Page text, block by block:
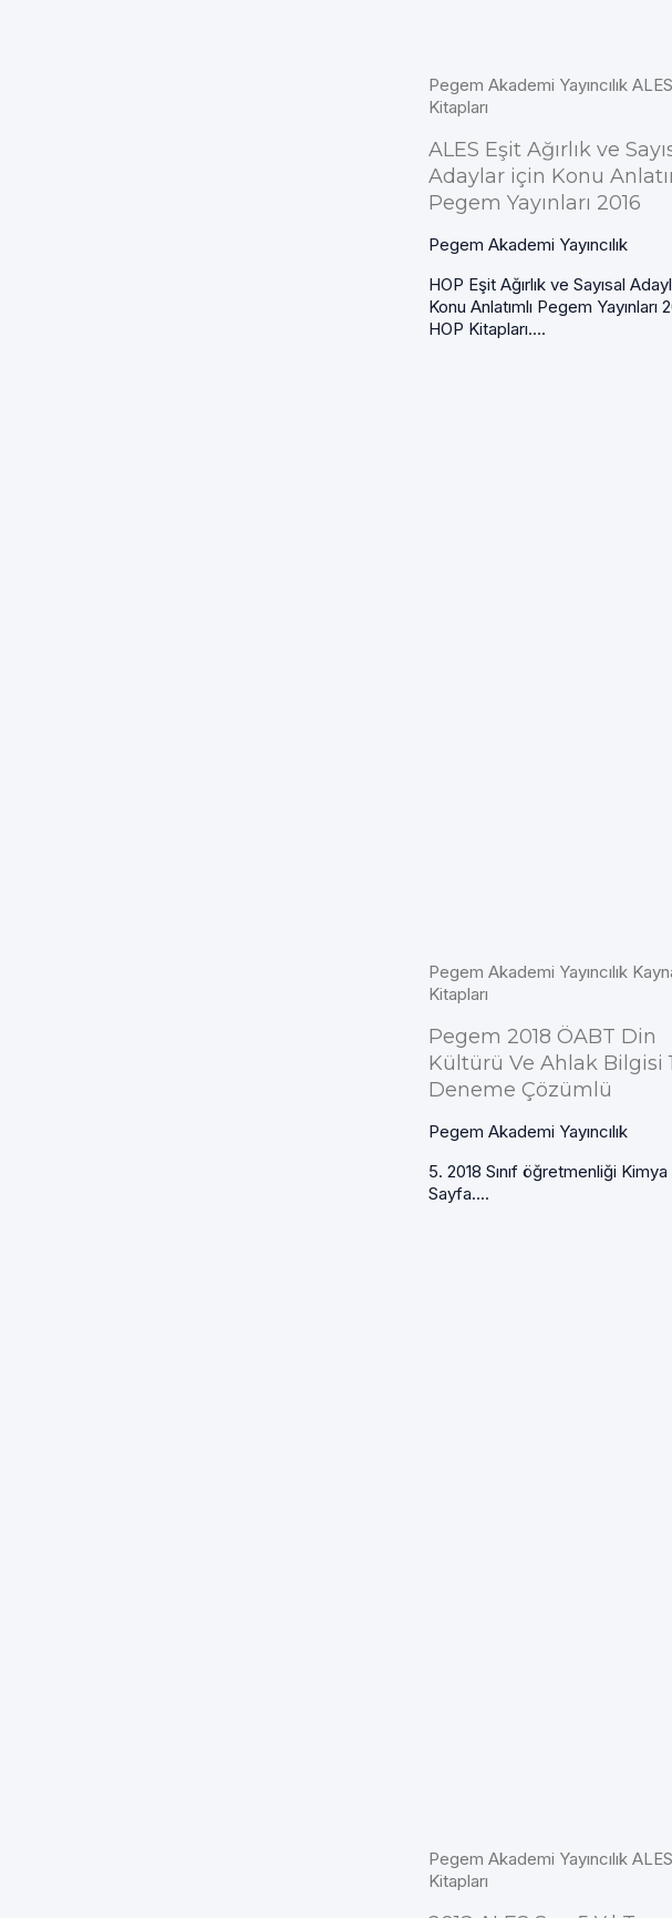
Pegem Akademi Yayıncılık ALES
Kitapları
ALES Eşit Ağırlık ve
Adaylar için Konu
Pegem Yayınları 2016
Pegem Akademi Yayıncılık
HOP Eşit Ağırlık ve Sayısal
Konu Anlatımlı Pegem Yayınları
HOP Kitapları....
Pegem Akademi Yayıncılık
Kitapları
Pegem 2018 ÖABT Din
Kültürü Ve Ahlak Bilgisi
Deneme Çözümlü
Pegem Akademi Yayıncılık
5. 2018 Sınıf öğretmenliği
Sayfa....
Pegem Akademi Yayıncılık ALES
Kitapları